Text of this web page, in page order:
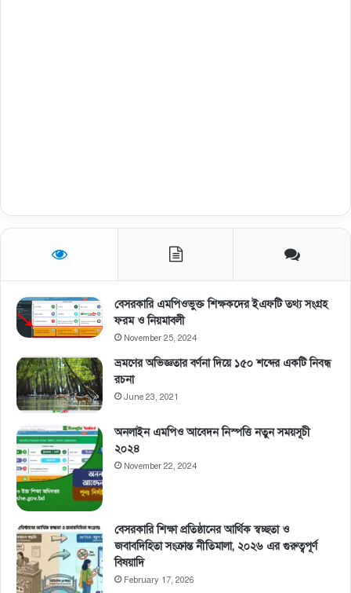
বেসরকারি এমপিওভুক্ত শিক্ষকদের ইএফটি তথ্য সংগ্রহ
ফরম ও নিয়মাবলী
November 25, 2024
ভ্রমণের অভিজ্ঞতার বর্ণনা দিয়ে ১৫০ শব্দের একটি নিবন্ধ
রচনা
June 23, 2021
অনলাইন এমপিও আবেদন নিস্পত্তি নতুন সময়সূচী
২০২৪
November 22, 2024
বেসরকারি শিক্ষা প্রতিষ্ঠানের আর্থিক স্বচ্ছতা ও
জবাবদিহিতা সংক্রান্ত নীতিমালা, ২০২৬ এর গুরুত্বপূর্ণ
বিষয়াদি
February 17, 2026